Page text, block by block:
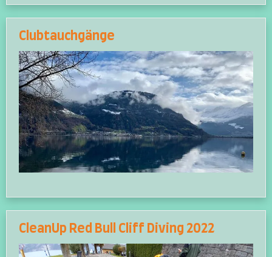
Clubtauchgänge
CleanUp Red Bull Cliff Diving 2022